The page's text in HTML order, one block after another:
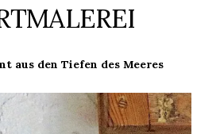
aus den Tiefen des Meeres